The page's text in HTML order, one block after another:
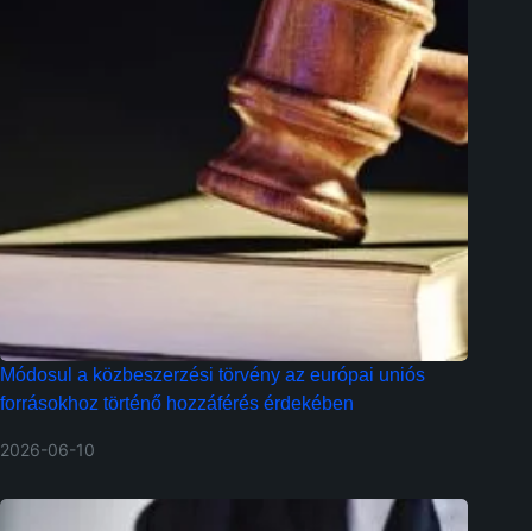
Módosul a közbeszerzési törvény az európai uniós
forrásokhoz történő hozzáférés érdekében
2026-06-10